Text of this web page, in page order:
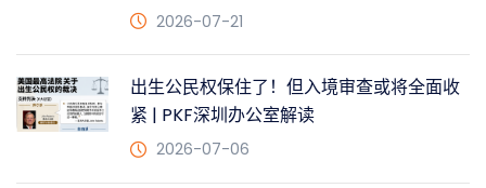
2026-07-21
出生公民权保住了！但入境审查或将全面收
紧 | PKF深圳办公室解读
2026-07-06